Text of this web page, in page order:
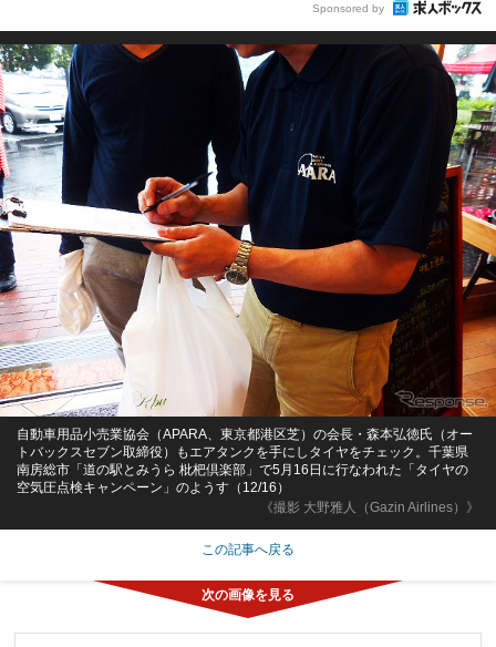
Sponsored by
《撮影 大野雅人（Gazin Airlines）》
自動車用品小売業協会（APARA、東京都港区芝）の会長・森本弘徳氏（オー
トバックスセブン取締役）もエアタンクを手にしタイヤをチェック。千葉県
南房総市「道の駅とみうら 枇杷倶楽部」で5月16日に行なわれた「タイヤの
空気圧点検キャンペーン」のようす（12/16）
この記事へ戻る